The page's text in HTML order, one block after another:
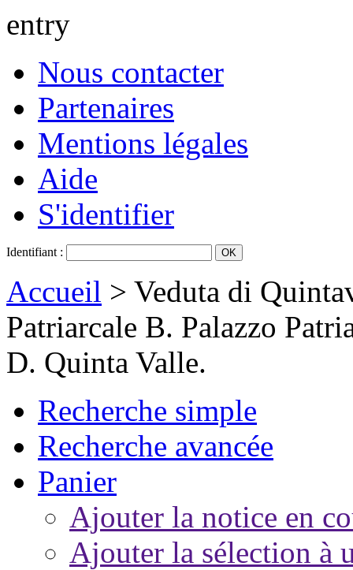
entry
Nous contacter
Partenaires
Mentions légales
Aide
S'identifier
Identifiant :
Accueil > Veduta di
Patriarcale B. Palazzo
D. Quinta Valle.
Recherche simple
Recherche avancée
Panier
Ajouter la notice en
Ajouter la sélection à